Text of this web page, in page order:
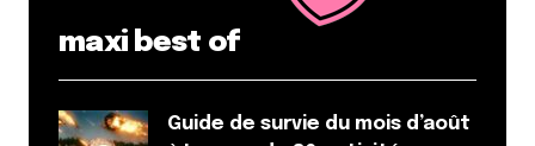
porterait pas l’enfant du bon côté, à Bruxelles avec
une sombre histoire de tour pas bien alignée … et je
légende :p ))
maxi best of
Guide de survie du mois d’août